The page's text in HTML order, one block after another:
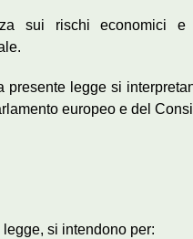
sui rischi economici
presente legge si
europeo e del
si intendono per: